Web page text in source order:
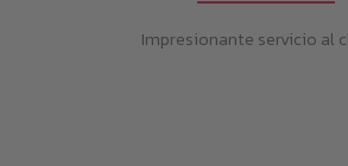
Impresionante servicio al